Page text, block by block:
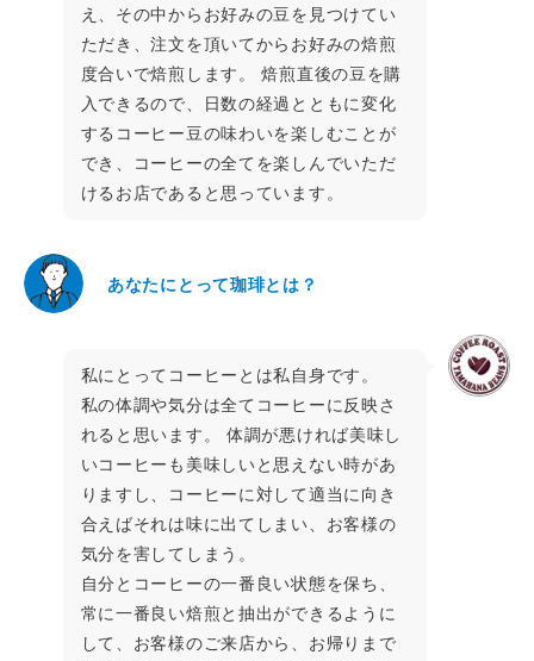
え、その中からお好みの豆を見つけてい
ただき、注文を頂いてからお好みの焙煎
度合いで焙煎します。 焙煎直後の豆を購
入できるので、日数の経過とともに変化
するコーヒー豆の味わいを楽しむことが
でき、コーヒーの全てを楽しんでいただ
けるお店であると思っています。
あなたにとって珈琲とは？
私にとってコーヒーとは私自身です。
私の体調や気分は全てコーヒーに反映さ
れると思います。 体調が悪ければ美味し
いコーヒーも美味しいと思えない時があ
りますし、コーヒーに対して適当に向き
合えばそれは味に出てしまい、お客様の
気分を害してしまう。
自分とコーヒーの一番良い状態を保ち、
常に一番良い焙煎と抽出ができるように
して、お客様のご来店から、お帰りまで